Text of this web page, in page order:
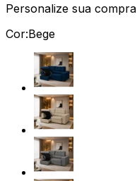
Personalize sua compra
Cor:Bege